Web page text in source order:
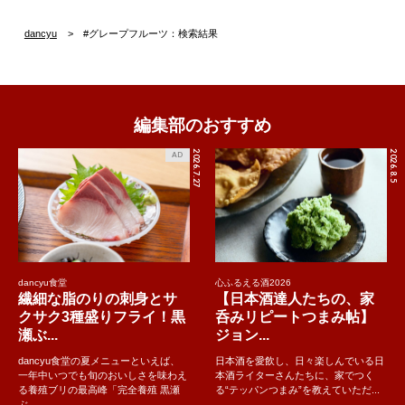
dancyu #グレープフルーツ：検索結果
編集部のおすすめ
2026.7.27
AD
dancyu食堂
繊細な脂のりの刺身とサ
クサク3種盛りフライ！黒
瀬ぶ...
dancyu食堂の夏メニューといえば、
一年中いつでも旬のおいしさを味わえ
る養殖ブリの最高峰「完全養殖 黒瀬
2026.8.5
心ふるえる酒2026
【日本酒達人たちの、家
呑みリピートつまみ帖】
ジョン...
日本酒を愛飲し、日々楽しんでいる日
本酒ライターさんたちに、家でつく
る“テッパンつまみ”を教えていただ...